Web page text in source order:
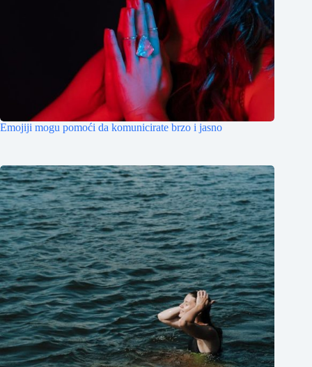
Emojiji mogu pomoći da komunicirate brzo i jasno